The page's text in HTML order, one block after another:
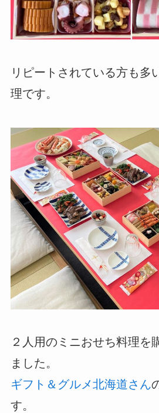
リピートされている方も多
理です。
２人用のミニおせち料理を
ました。
ギフト＆グルメ北海道さん
す。